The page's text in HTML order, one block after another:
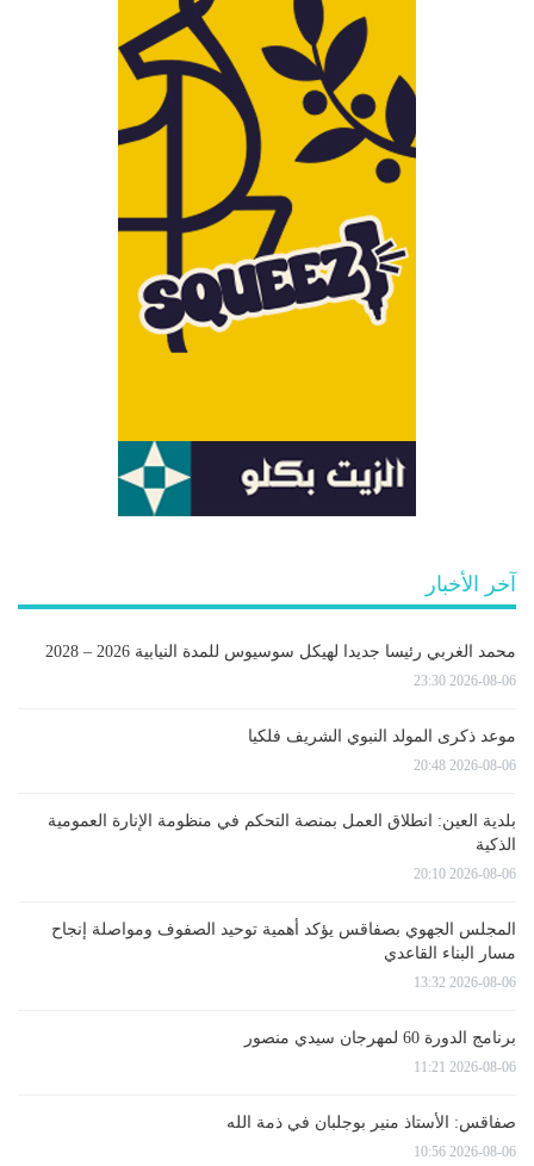
آخر الأخبار
محمد الغربي رئيسا جديدا لهيكل سوسيوس للمدة النيابية 2026 – 2028
2026-08-06 23:30
موعد ذكرى المولد النبوي الشريف فلكيا
2026-08-06 20:48
بلدية العين: انطلاق العمل بمنصة التحكم في منظومة الإنارة العمومية
الذكية
2026-08-06 20:10
المجلس الجهوي بصفاقس يؤكد أهمية توحيد الصفوف ومواصلة إنجاح
مسار البناء القاعدي
2026-08-06 13:32
برنامج الدورة 60 لمهرجان سيدي منصور
2026-08-06 11:21
صفاقس: الأستاذ منير بوجلبان في ذمة الله
2026-08-06 10:56